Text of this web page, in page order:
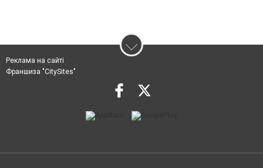
Реклама на сайті
Франшиза "CitySites"